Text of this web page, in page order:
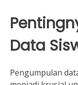
Data
Pengumpulan